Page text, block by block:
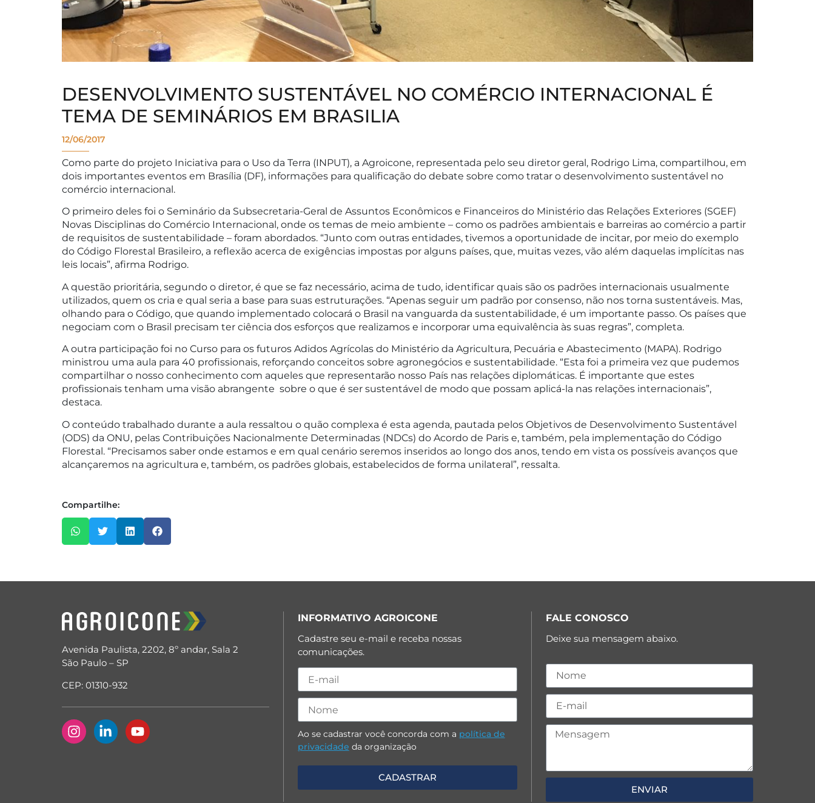
DESENVOLVIMENTO SUSTENTÁVEL NO COMÉRCIO INTERNACIONAL É
TEMA DE SEMINÁRIOS EM BRASILIA
12/06/2017
Como parte do projeto Iniciativa para o Uso da Terra (INPUT), a Agroicone, representada pelo seu diretor geral, Rodrigo Lima, compartilhou, em
dois importantes eventos em Brasília (DF), informações para qualificação do debate sobre como tratar o desenvolvimento sustentável no
comércio internacional.
O primeiro deles foi o Seminário da Subsecretaria-Geral de Assuntos Econômicos e Financeiros do Ministério das Relações Exteriores (SGEF)
Novas Disciplinas do Comércio Internacional, onde os temas de meio ambiente – como os padrões ambientais e barreiras ao comércio a partir
de requisitos de sustentabilidade – foram abordados. “Junto com outras entidades, tivemos a oportunidade de incitar, por meio do exemplo
do Código Florestal Brasileiro, a reflexão acerca de exigências impostas por alguns países, que, muitas vezes, vão além daquelas implícitas nas
leis locais”, afirma Rodrigo.
A questão prioritária, segundo o diretor, é que se faz necessário, acima de tudo, identificar quais são os padrões internacionais usualmente
utilizados, quem os cria e qual seria a base para suas estruturações. “Apenas seguir um padrão por consenso, não nos torna sustentáveis. Mas,
olhando para o Código, que quando implementado colocará o Brasil na vanguarda da sustentabilidade, é um importante passo. Os países que
negociam com o Brasil precisam ter ciência dos esforços que realizamos e incorporar uma equivalência às suas regras”, completa.
A outra participação foi no Curso para os futuros Adidos Agrícolas do Ministério da Agricultura, Pecuária e Abastecimento (MAPA). Rodrigo
ministrou uma aula para 40 profissionais, reforçando conceitos sobre agronegócios e sustentabilidade. “Esta foi a primeira vez que pudemos
compartilhar o nosso conhecimento com aqueles que representarão nosso País nas relações diplomáticas. É importante que estes
profissionais tenham uma visão abrangente sobre o que é ser sustentável de modo que possam aplicá-la nas relações internacionais”,
destaca.
O conteúdo trabalhado durante a aula ressaltou o quão complexa é esta agenda, pautada pelos Objetivos de Desenvolvimento Sustentável
(ODS) da ONU, pelas Contribuições Nacionalmente Determinadas (NDCs) do Acordo de Paris e, também, pela implementação do Código
Florestal. “Precisamos saber onde estamos e em qual cenário seremos inseridos ao longo dos anos, tendo em vista os possíveis avanços que
alcançaremos na agricultura e, também, os padrões globais, estabelecidos de forma unilateral”, ressalta.
Compartilhe:
Avenida Paulista, 2202, 8º andar, Sala 2
São Paulo – SP
CEP: 01310-932
INFORMATIVO AGROICONE
Cadastre seu e-mail e receba nossas
comunicações.
Ao se cadastrar você concorda com a política de
privacidade da organização
FALE CONOSCO
Deixe sua mensagem abaixo.
ENVIAR